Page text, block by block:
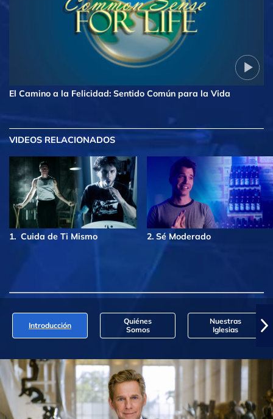
El Camino a la Felicidad: Sentido Común para la Vida
VIDEOS RELACIONADOS
1. Cuida de Ti Mismo 2. Sé Moderado
Introducción
Quiénes
Somos
Nuestras
Iglesias